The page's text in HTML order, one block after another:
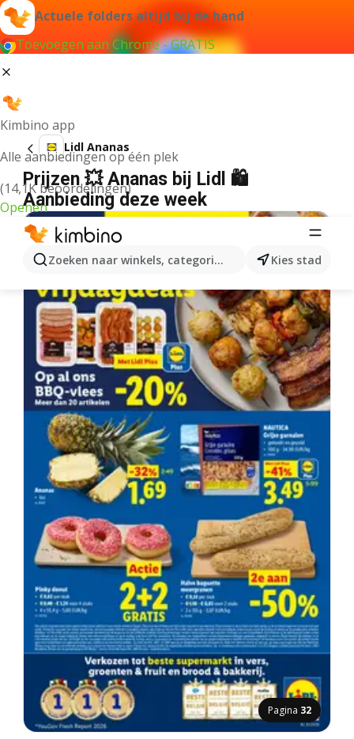
Actuele folders altijd bij de hand
Toevoegen aan Chrome - GRATIS
Kimbino app
Alle aanbiedingen op één plek
(14,1K beoordelingen)
Openen
Zoeken naar winkels, categorieën, producten...
Kies stad
Lidl Ananas
Prijzen 💥 Ananas bij Lidl 🛍️
Aanbieding deze week
Pagina 32